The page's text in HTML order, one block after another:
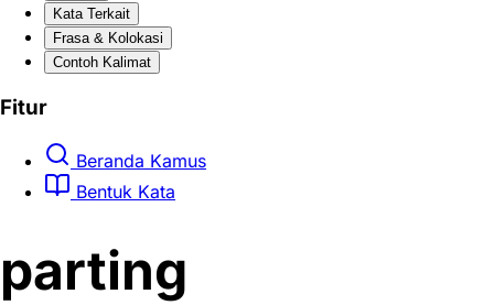
Kata Terkait
Frasa & Kolokasi
Contoh Kalimat
Fitur
Beranda Kamus
Bentuk Kata
parting